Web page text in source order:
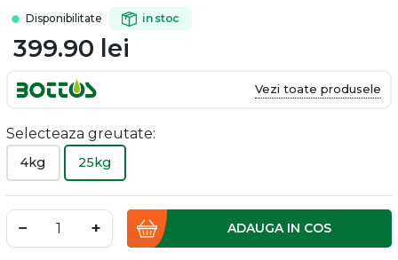
Disponibilitate in stoc
399.90 lei
Vezi toate produsele
Selecteaza greutate:
4kg 25kg
− + ADAUGA IN COS